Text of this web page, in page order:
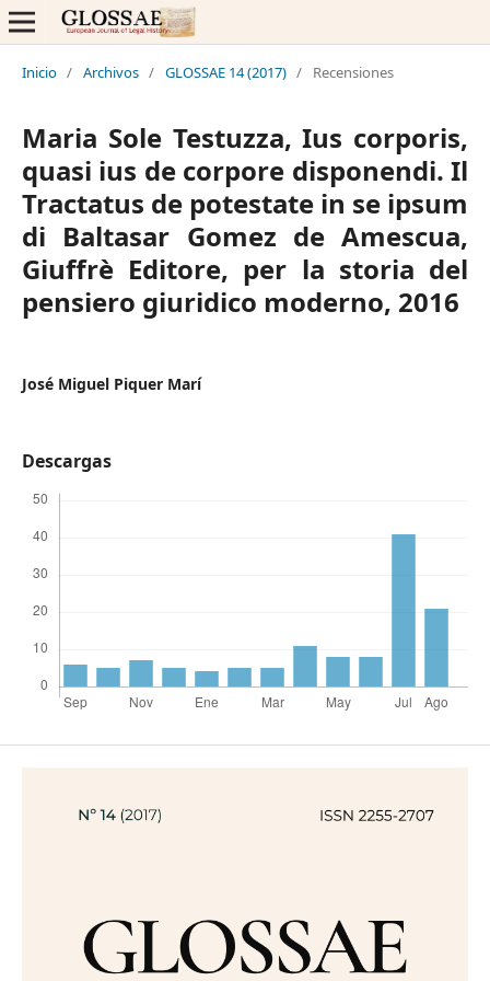
Inicio / Archivos / GLOSSAE 14 (2017) / Recensiones
Maria Sole Testuzza, Ius corporis,
quasi ius de corpore disponendi. Il
Tractatus de potestate in se ipsum
di Baltasar Gomez de Amescua,
Giuffrè Editore, per la storia del
pensiero giuridico moderno, 2016
José Miguel Piquer Marí
Descargas